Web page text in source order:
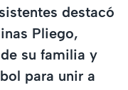
destacó
Pliego,
su familia y
para unir a